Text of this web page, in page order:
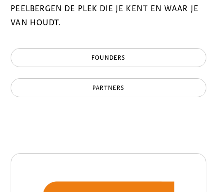
PEELBERGEN DE PLEK DIE JE KENT EN WAAR JE
VAN HOUDT.
FOUNDERS
PARTNERS